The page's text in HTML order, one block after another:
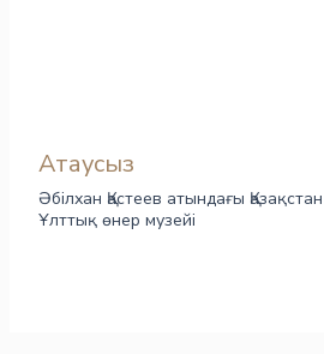
Атаусыз
Әбілхан Қастеев атындағы
Ұлттық өнер музейі